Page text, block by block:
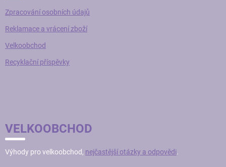
Zpracování osobních údajů
Reklamace a vrácení zboží
Velkoobchod
Recyklační příspěvky
VELKOOBCHOD
Výhody pro velkoobchod, nejčastější otázky a odpovědi.